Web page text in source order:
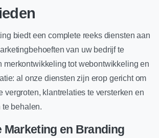
biedt een complete reeks diensten aan
van uw bedrijf te
merkontwikkeling tot webontwikkeling en
al onze diensten zijn erop gericht om
vergroten, klantrelaties te versterken en
te behalen.
Marketing en Branding